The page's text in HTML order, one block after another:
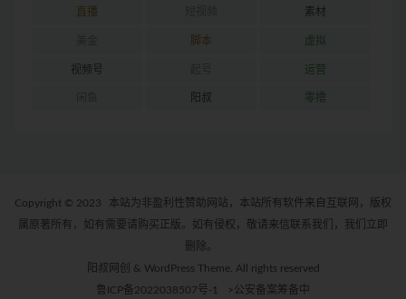
直播 素材
脚本 虚拟
视频号 运营
阳叔 零撸
Copyright © 2023
本站为非盈利性赞助网站，本站所有软件来自互联网，版权
属原著所有，如有需要请购买正版。如有侵权，敬请来信联系我们，我们立即
删除。
阳叔网创 & WordPress Theme. All rights reserved
鲁ICP备2022038507号-1
>公安备案筹备中